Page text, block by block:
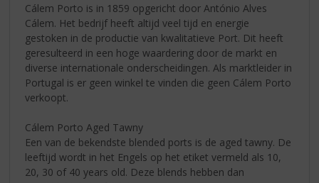
Cálem Porto is in 1859 opgericht door António Alves
Cálem. Het bedrijf heeft altijd veel tijd en energie
gestoken in de productie van kwalitatieve Port. Dit heeft
geresulteerd in een hoge waardering door de markt en
diverse internationale onderscheidingen. Als marktleider in
Portugal is er geen winkel te vinden die geen Cálem Porto
verkoopt.
Cálem Porto Aged Tawny
Een van de bekendste blended ports is de aged tawny. De
leeftijd wordt in het Engels op het etiket vermeld als 10,
20, 30 of 40 years old. Deze blends hebben dan